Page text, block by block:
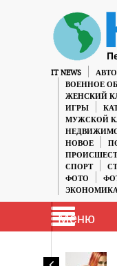
IT NEWS АВТО
ВОЕННОЕ
ЖЕНСКИЙ
ИГРЫ
МУЖСКОЙ
НОВОЕ
СПОРТ
ФОТО
Меню